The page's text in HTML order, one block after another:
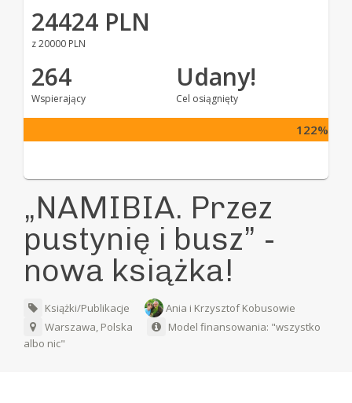
24424 PLN
z 20000 PLN
264
Wspierający
Udany!
Cel osiągnięty
122%
„NAMIBIA. Przez
pustynię i busz” -
nowa książka!
Książki/Publikacje
Ania i Krzysztof Kobusowie
Warszawa, Polska
Model finansowania: "wszystko
albo nic"